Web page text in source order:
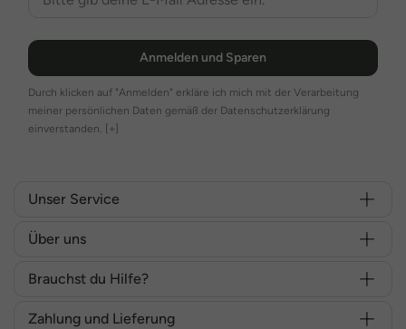
Anmelden und Sparen
Durch klicken auf "Anmelden" erkläre ich mich mit der Verarbeitung
meiner persönlichen Daten gemäß der Datenschutzerklärung
einverstanden. [+]
Unser Service
Über uns
Brauchst du Hilfe?
Zahlung und Lieferung